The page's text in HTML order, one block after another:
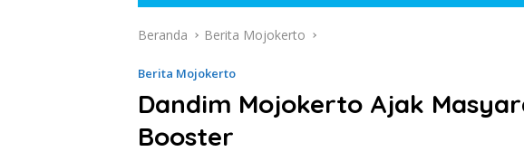
Beranda Berita Mojokerto
Berita Mojokerto
Dandim Mojokerto Ajak
Booster